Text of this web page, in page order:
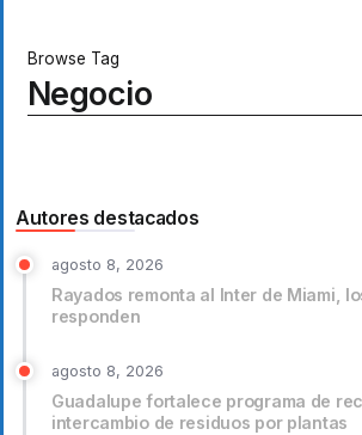
Browse Tag
Negocio
Autores destacados
agosto 8, 2026
Rayados remonta al Inter de Miami,
responden
agosto 8, 2026
Guadalupe fortalece programa de
intercambio de residuos por plantas